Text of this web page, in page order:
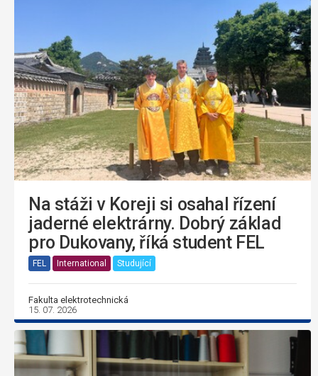
Na stáži v Koreji si osahal řízení
jaderné elektrárny. Dobrý základ
pro Dukovany, říká student FEL
FEL International Studující
Fakulta elektrotechnická
15. 07. 2026